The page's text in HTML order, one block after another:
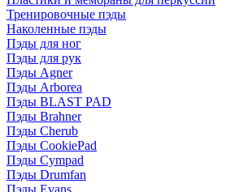
Тренировочные пэды
Наколенные пэды
Пэды для ног
Пэды для рук
Пэды Agner
Пэды Arborea
Пэды BLAST PAD
Пэды Brahner
Пэды Cherub
Пэды CookiePad
Пэды Cympad
Пэды Drumfan
Пэды Evans